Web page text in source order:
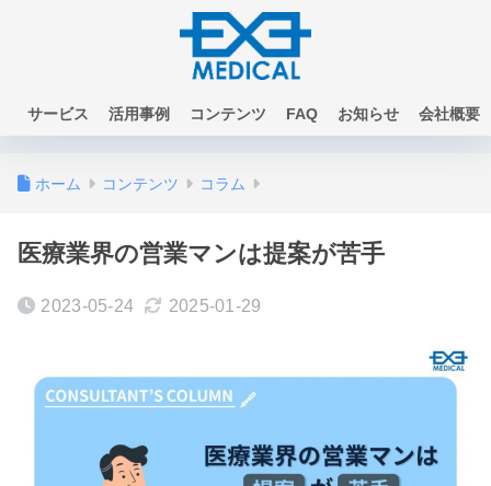
サービス 活用事例 コンテンツ FAQ お知らせ 会社概要
ホーム コンテンツ コラム
医療業界の営業マンは提案が苦手
2023-05-24 2025-01-29